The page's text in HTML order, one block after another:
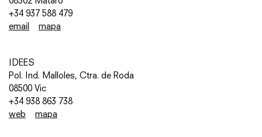
+34 937 588 479
email
mapa
IDEES
Pol. Ind. Malloles, Ctra. de Roda
08500 Vic
+34 938 863 738
web
mapa